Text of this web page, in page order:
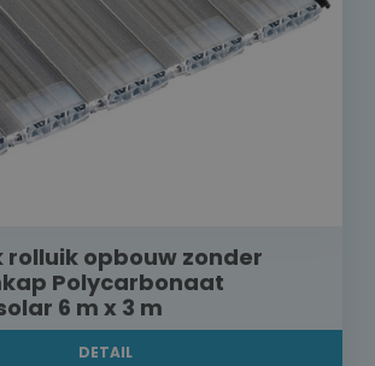
rolluik opbouw zonder
Polycarbonaat
6 m x 3 m
DETAIL